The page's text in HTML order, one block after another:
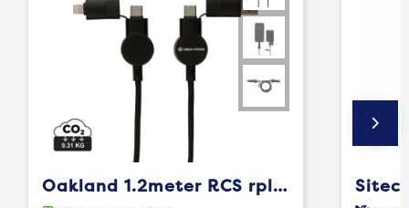
Oakland 1.2meter RCS rplastic 6-in-1 fast charging 45W kabel